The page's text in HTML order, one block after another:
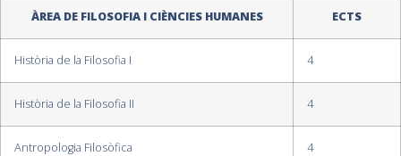
ÀREA DE FILOSOFIA I CIÈNCIES HUMANES ECTS
Història de la Filosofia I 4
Història de la Filosofia II 4
Antropologia Filosòfica 4